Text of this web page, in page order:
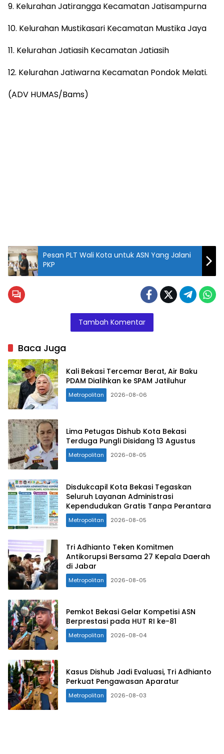
9. Kelurahan Jatirangga Kecamatan Jatisampurna
10. Kelurahan Mustikasari Kecamatan Mustika Jaya
11. Kelurahan Jatiasih Kecamatan Jatiasih
12. Kelurahan Jatiwarna Kecamatan Pondok Melati.
(ADV HUMAS/Bams)
Pesan PLT Wali Kota untuk ASN Yang Jalani
PKP
Tambah Komentar
Baca Juga
Kali Bekasi Tercemar Berat, Air Baku
PDAM Dialihkan ke SPAM Jatiluhur
Metropolitan 2026-08-06
Lima Petugas Dishub Kota Bekasi
Terduga Pungli Disidang 13 Agustus
Metropolitan 2026-08-05
Disdukcapil Kota Bekasi Tegaskan
Seluruh Layanan Administrasi
Kependudukan Gratis Tanpa Perantara
Metropolitan 2026-08-05
Tri Adhianto Teken Komitmen
Antikorupsi Bersama 27 Kepala Daerah
di Jabar
Metropolitan 2026-08-05
Pemkot Bekasi Gelar Kompetisi ASN
Berprestasi pada HUT RI ke-81
Metropolitan 2026-08-04
Kasus Dishub Jadi Evaluasi, Tri Adhianto
Perkuat Pengawasan Aparatur
Metropolitan 2026-08-03